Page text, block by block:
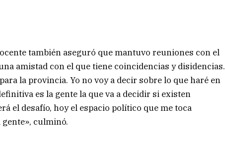
también aseguró que mantuvo reuniones con el
amistad con el que tiene coincidencias y disidencias.
la provincia. Yo no voy a decir sobre lo que haré en
es la gente la que va a decidir si existen
el desafío, hoy el espacio político que me toca
culminó.